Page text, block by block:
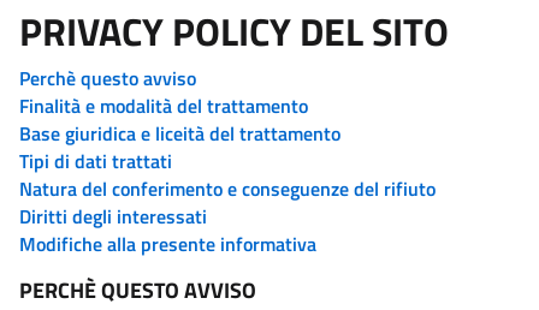
PRIVACY POLICY DEL SITO
Perchè questo avviso
Finalità e modalità del trattamento
Base giuridica e liceità del trattamento
Tipi di dati trattati
Natura del conferimento e conseguenze del rifiuto
Diritti degli interessati
Modifiche alla presente informativa
PERCHÈ QUESTO AVVISO